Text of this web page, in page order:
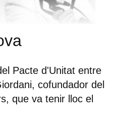
Pacte d'Unitat entre
cofundador del
que va tenir lloc el